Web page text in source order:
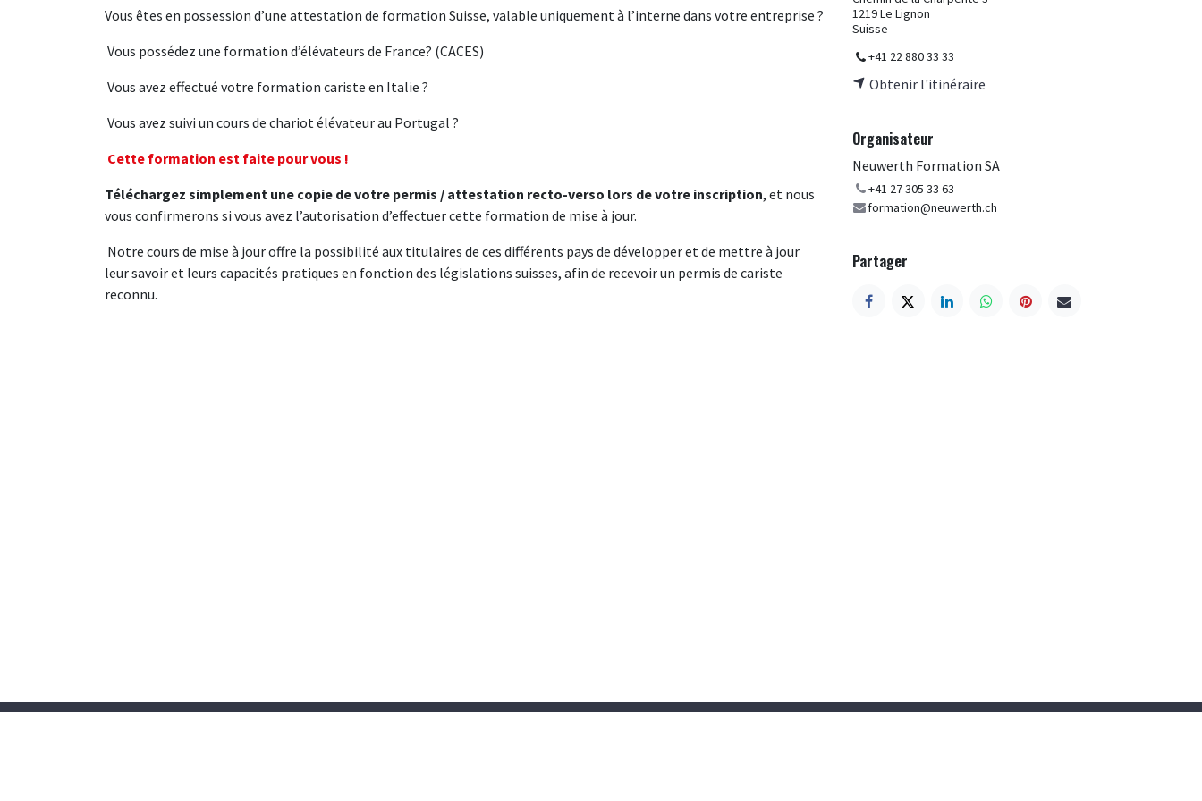
Vous êtes en possession d’une attestation de formation Suisse, valable uniquement à l’interne dans votre entreprise ?
Vous possédez une formation d’élévateurs de France? (CACES)
Vous avez effectué votre formation cariste en Italie ?
Vous avez suivi un cours de chariot élévateur au Portugal ?
Cette formation est faite pour vous !
Téléchargez simplement une copie de votre permis / attestation recto-verso lors de votre inscription, et nous
vous confirmerons si vous avez l’autorisation d’effectuer cette formation de mise à jour.
Notre cours de mise à jour offre la possibilité aux titulaires de ces différents pays de développer et de mettre à jour
leur savoir et leurs capacités pratiques en fonction des législations suisses, afin de recevoir un permis de cariste
reconnu.
1219 Le Lignon
Suisse
+41 22 880 33 33
Obtenir l'itinéraire
Organisateur
Neuwerth Formation SA
+41 27 305 33 63
formation@neuwerth.ch
Partager